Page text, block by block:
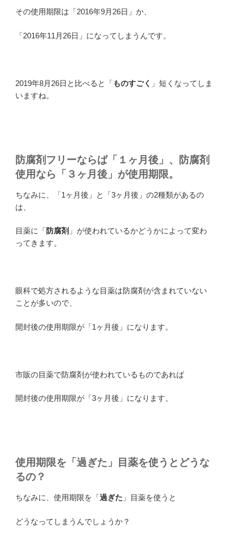
その使用期限は「2016年9月26日」か、
「2016年11月26日」になってしまうんです。
2019年8月26日と比べると「ものすごく 」短くなってしま
いますね。
防腐剤フリーならば「１ヶ月後」、防腐剤
使用なら「３ヶ月後」が使用期限。
ちなみに、「1ヶ月後」と「3ヶ月後」の2種類があるの
は、
目薬に「 防腐剤 」が使われているかどうかによって変わ
ってきます。
眼科で処方されるような目薬は防腐剤が含まれていない
ことが多いので、
開封後の使用期限が「1ヶ月後」になります。
市販の目薬で防腐剤が使われているものであれば
開封後の使用期限が「3ヶ月後」になります。
使用期限を「過ぎた」目薬を使うとどうな
るの？
ちなみに、使用期限を「 過ぎた 」目薬を使うと
どうなってしまうんでしょうか？